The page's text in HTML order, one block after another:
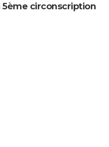
circonscription